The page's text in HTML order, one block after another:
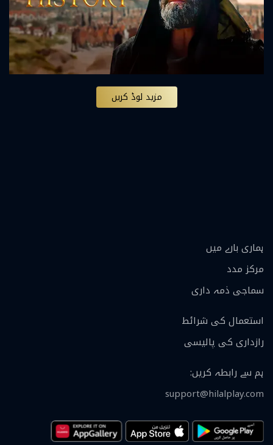
مزید لوڈ کریں
ہماری بارے ميں
مرکز مدد
سماجی ذمہ داری
استعمال کی شرائط
رازداری کی پالیسی
ہم سے رابطہ کریں:
support@hilalplay.com